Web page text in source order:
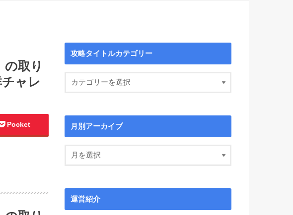
の取り
ャレ
Pocket
攻略タイトルカテゴリー
月別アーカイブ
運営紹介